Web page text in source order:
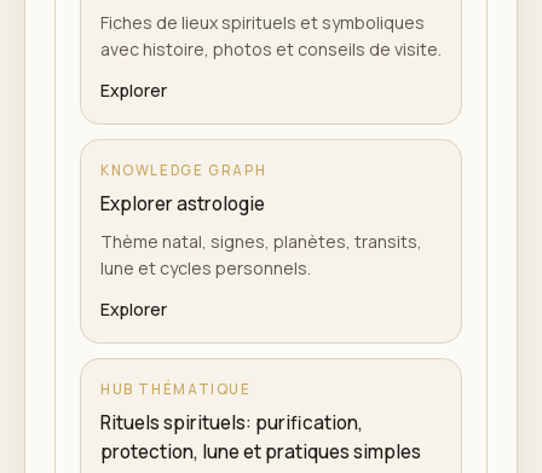
Fiches de lieux spirituels et symboliques
avec histoire, photos et conseils de visite.
Explorer
KNOWLEDGE GRAPH
Explorer astrologie
Thème natal, signes, planètes, transits,
lune et cycles personnels.
Explorer
HUB THÉMATIQUE
Rituels spirituels: purification,
protection, lune et pratiques simples